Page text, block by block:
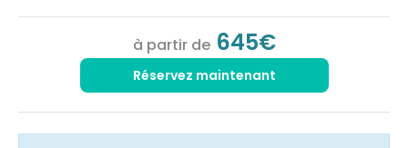
à partir de 645€
Réservez maintenant